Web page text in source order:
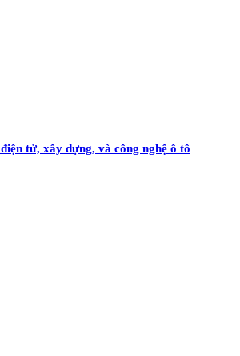
tử, xây dựng, và công nghệ ô tô